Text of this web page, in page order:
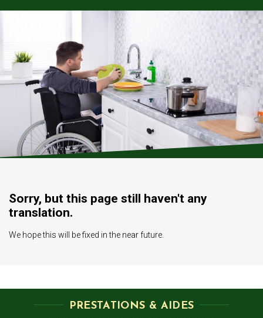
Sorry, but this page still haven't any
translation.
We hope this will be fixed in the near future.
PRESTATIONS & AIDES